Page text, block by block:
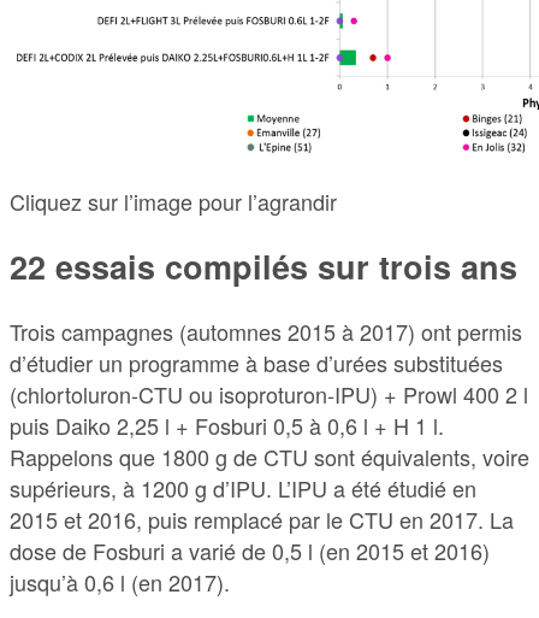
Cliquez sur l’image pour l’agrandir
22 essais compilés sur trois ans
Trois campagnes (automnes 2015 à 2017) ont permis
d’étudier un programme à base d’urées substituées
(chlortoluron-CTU ou isoproturon-IPU) + Prowl 400 2 l
puis Daiko 2,25 l + Fosburi 0,5 à 0,6 l + H 1 l.
Rappelons que 1800 g de CTU sont équivalents, voire
supérieurs, à 1200 g d’IPU. L’IPU a été étudié en
2015 et 2016, puis remplacé par le CTU en 2017. La
dose de Fosburi a varié de 0,5 l (en 2015 et 2016)
jusqu’à 0,6 l (en 2017).